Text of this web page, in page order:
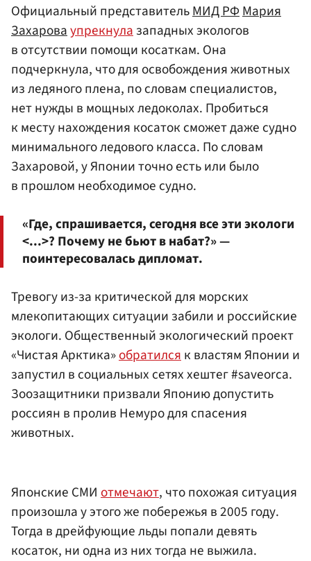
Официальный представительМИД РФМария
Захароваупрекнулазападных экологов
в отсутствии помощи косаткам. Она
подчеркнула, что для освобождения животных
из ледяного плена, по словам специалистов,
нет нужды в мощных ледоколах. Пробиться
к месту нахождения косаток сможет даже судно
минимального ледового класса. По словам
Захаровой, у Японии точно есть или было
в прошлом необходимое судно.
«Где, спрашивается, сегодня все эти экологи
<...>? Почему не бьют в набат?» —
поинтересовалась дипломат.
Тревогу из-за критической для морских
млекопитающих ситуации забили и российские
экологи. Общественный экологический проект
«Чистая Арктика»обратилсяк властям Японии и
запустил в социальных сетях хештег #saveorca.
Зоозащитники призвали Японию допустить
россиян в пролив Немуро для спасения
животных.
Японские СМИ отмечают, что похожая ситуация
произошла у этого же побережья в 2005 году.
Тогда в дрейфующие льды попали девять
косаток, ни одна из них тогда не выжила.